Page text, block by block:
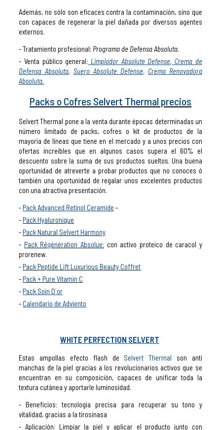
Además, no sólo son eficaces contra la contaminación, sino que
con capaces de regenerar la piel dañada por diversos agentes
externos.
Tratamiento profesional: Programa de Defensa Absoluta.
Venta público general: Limpiador Absolute Defense, Crema de
Defensa Absoluta,Suero Absolute Defense, Crema Renovadora
Absoluta.
Packs o Cofres Selvert Thermal precios
Selvert Thermal pone a la venta durante épocas determinadas un
número limitado de packs, cofres o kit de productos de la
mayoría de líneas que tiene en el mercado y a unos precios con
ofertas increibles que en algunos casos supera el 60% el
descuento sobre la suma de sus productos sueltos. Una buena
oportunidad de atreverte a probar productos que no conoces ó
también una oportunidad de regalar unos excelentes productos
con una atractiva presentación.
Pack Advanced Retinol Ceramide -
Pack Hyaluronique
Pack Natural Selvert Harmony
Pack Régénération Absolue: con activo proteico de caracol y
prorenew.
Pack Peptide Lift Luxurious Beauty Coffret
Pack + Pure Vitamin C
Pack Soin D´or
Calendario de Adviento
WHITE PERFECTION SELVERT
Estas ampollas efecto flash de Selvert Thermal son anti
manchas de la piel gracias a los revolucionarios activos que se
encuentran en su composición, capaces de unificar toda la
textura cutánea y aportarle luminosidad.
Beneficios: tecnologia precisa para recuperar su tono y
vitalidad, gracias a la tirosinasa
Aplicación: Limpiar la piel y aplicar el producto junto con